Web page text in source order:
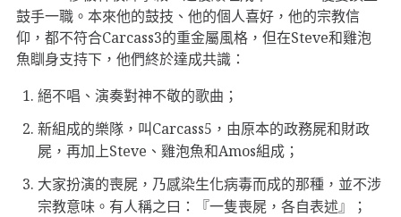
鼓手一職。本來他的鼓技、他的個人喜好，他的宗教信
仰，都不符合Carcass3的重金屬風格，但在Steve和雞泡
魚瞓身支持下，他們終於達成共識：
絕不唱、演奏對神不敬的歌曲；
新組成的樂隊，叫Carcass5，由原本的政務屍和財政
屍，再加上Steve、雞泡魚和Amos組成；
大家扮演的喪屍，乃感染生化病毒而成的那種，並不涉
宗教意味。有人稱之曰：『一隻喪屍，各自表述』；